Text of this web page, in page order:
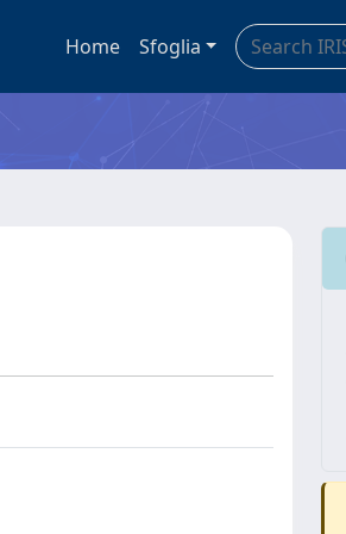
Home Sfoglia